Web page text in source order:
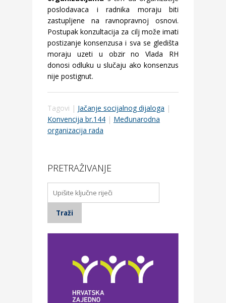
poslodavaca i radnika moraju biti
zastupljene na ravnopravnoj osnovi.
Postupak konzultacija za cilj može imati
postizanje konsenzusa i sva se gledišta
moraju uzeti u obzir no Vlada RH
donosi odluku u slučaju ako konsenzus
nije postignut.
Tagovi | Jačanje socijalnog dijaloga |
Konvencija br.144 | Međunarodna
organizacija rada
PRETRAŽIVANJE